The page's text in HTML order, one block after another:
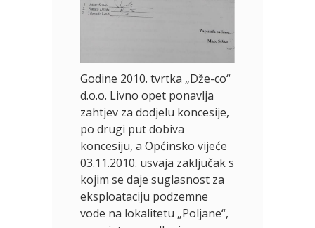
Godine 2010. tvrtka „Dže-co“
d.o.o. Livno opet ponavlja
zahtjev za dodjelu koncesije,
po drugi put dobiva
koncesiju, a Općinsko vijeće
03.11.2010. usvaja zaključak s
kojim se daje suglasnost za
eksploataciju podzemne
vode na lokalitetu „Poljane“,